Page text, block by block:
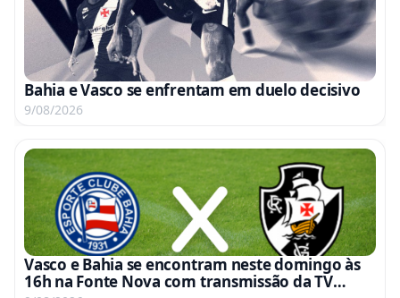
Bahia e Vasco se enfrentam em duelo decisivo
9/08/2026
Vasco e Bahia se encontram neste domingo às
16h na Fonte Nova com transmissão da TV